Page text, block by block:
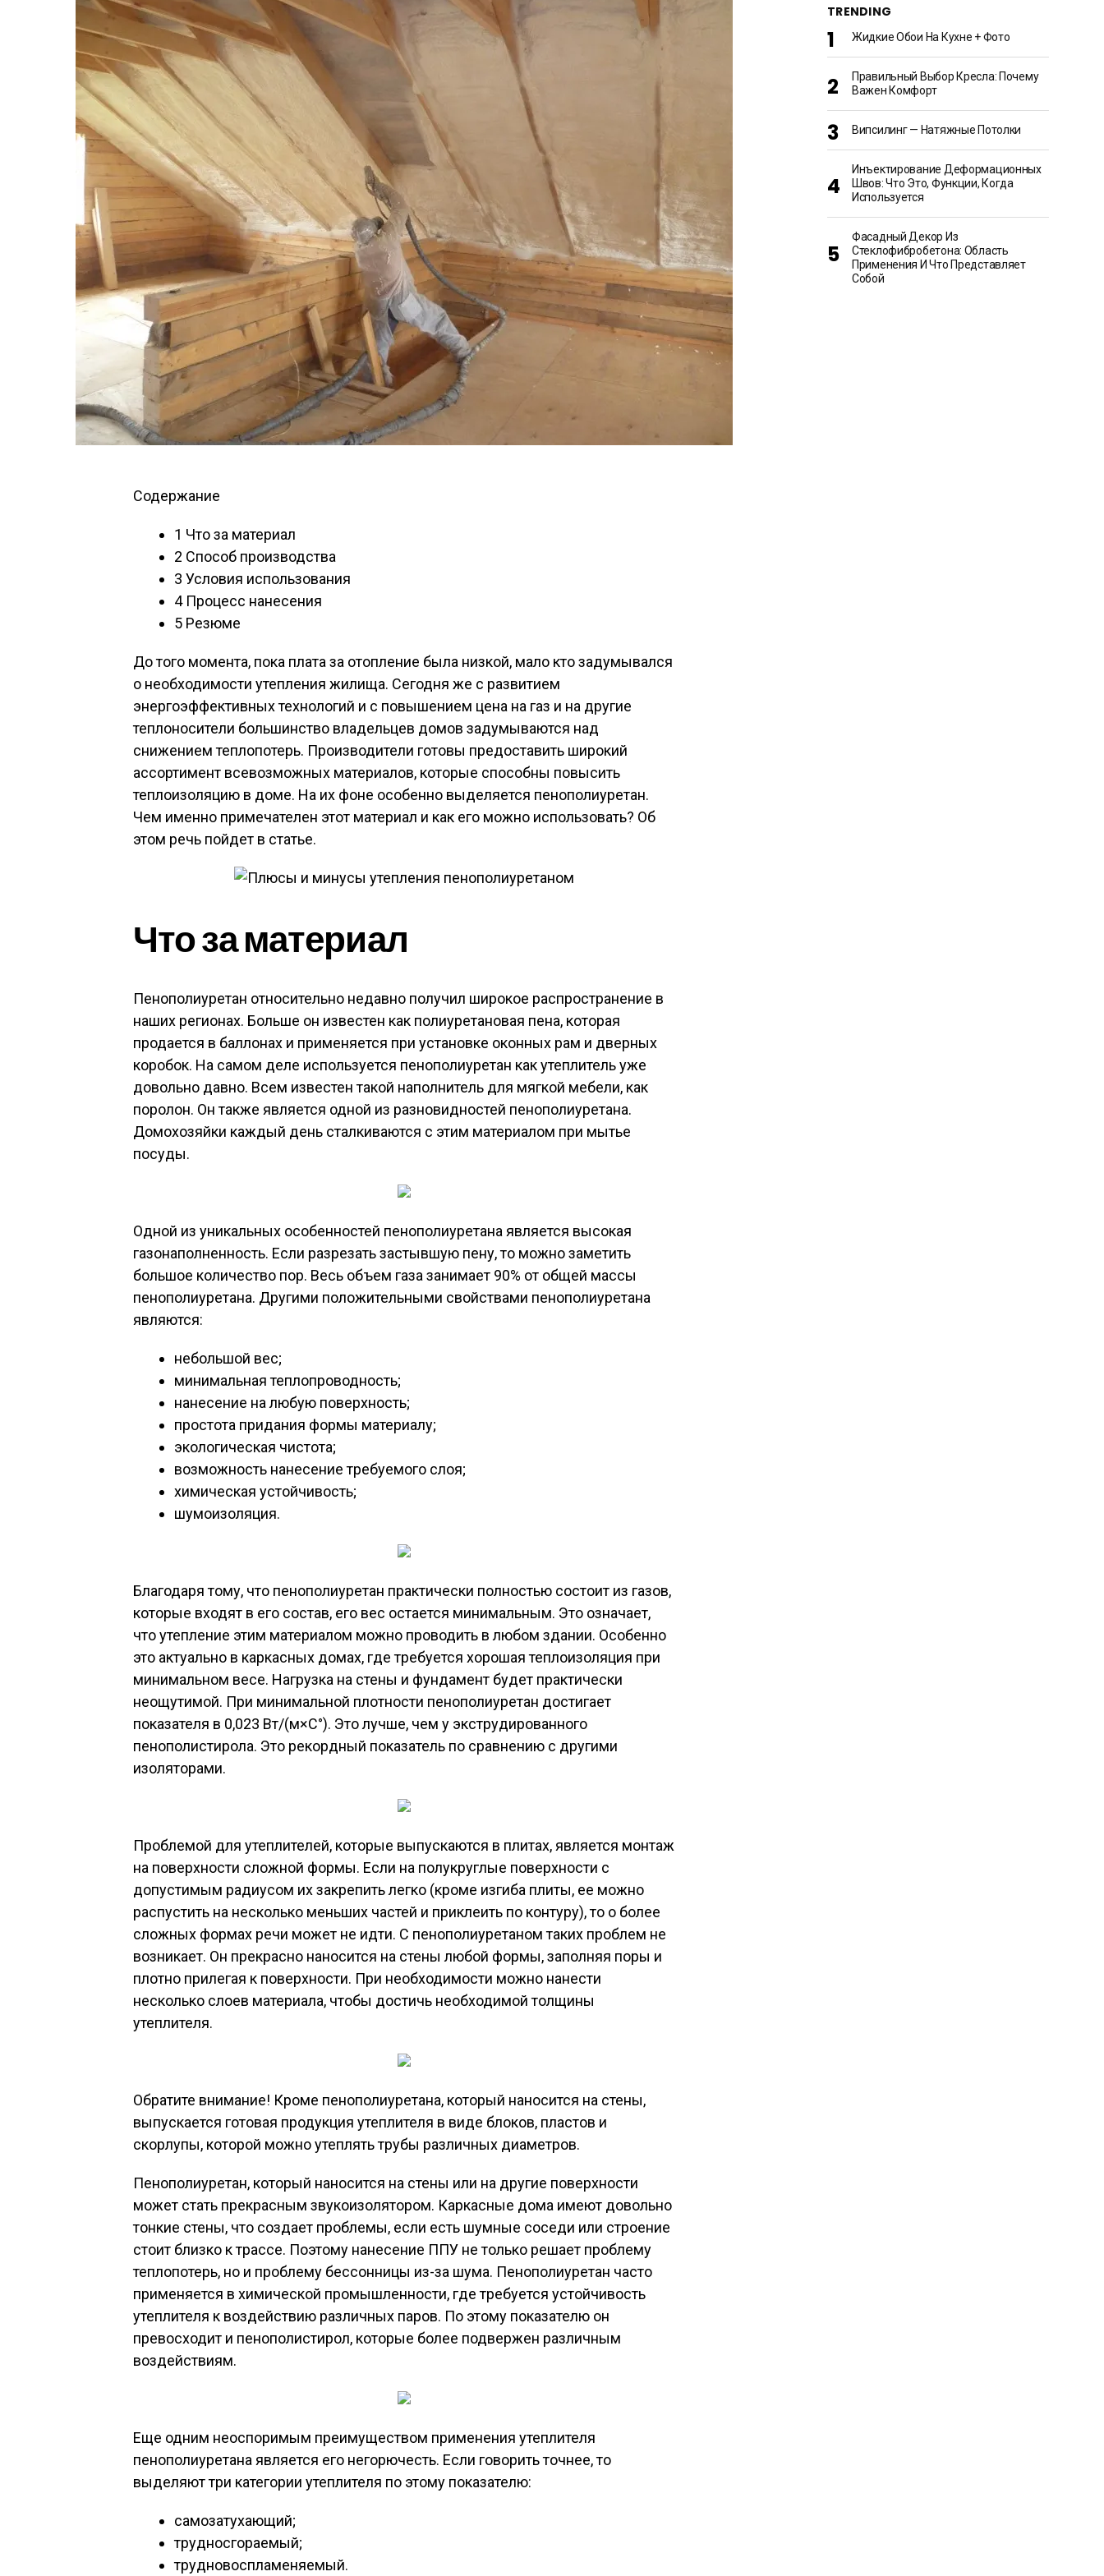
Содержание
1 Что за материал
2 Способ производства
3 Условия использования
4Процесс нанесения
5 Резюме
До того момента, пока плата за отопление была низкой, мало кто задумывался
о необходимости утепления жилища. Сегодня же с развитием
энергоэффективных технологий и с повышением цена на газ и на другие
теплоносители большинство владельцев домов задумываются над
снижением теплопотерь. Производители готовы предоставить широкий
ассортимент всевозможных материалов, которые способны повысить
теплоизоляцию в доме. На их фоне особенно выделяется пенополиуретан.
Чем именно примечателен этот материал и как его можно использовать? Об
этом речь пойдет в статье.
Что за материал
Пенополиуретан относительно недавно получил широкое распространение в
наших регионах. Больше он известен как полиуретановая пена, которая
продается в баллонах и применяется при установке оконных рам и дверных
коробок. На самом деле используется пенополиуретан как утеплитель уже
довольно давно. Всем известен такой наполнитель для мягкой мебели, как
поролон. Он также является одной из разновидностей пенополиуретана.
Домохозяйки каждый день сталкиваются с этим материалом при мытье
посуды.
Одной из уникальных особенностей пенополиуретана является высокая
газонаполненность. Если разрезать застывшую пену, то можно заметить
большое количество пор. Весь объем газа занимает 90% от общей массы
пенополиуретана. Другими положительными свойствами пенополиуретана
являются:
небольшой вес;
минимальная теплопроводность;
нанесение на любую поверхность;
простота придания формы материалу;
экологическая чистота;
возможность нанесение требуемого слоя;
химическая устойчивость;
шумоизоляция.
Благодаря тому, что пенополиуретан практически полностью состоит из газов,
которые входят в его состав, его вес остается минимальным. Это означает,
что утепление этим материалом можно проводить в любом здании. Особенно
это актуально в каркасных домах, где требуется хорошая теплоизоляция при
минимальном весе. Нагрузка на стены и фундамент будет практически
неощутимой. При минимальной плотности пенополиуретан достигает
показателя в 0,023 Вт/(м×С°). Это лучше, чем у экструдированного
пенополистирола. Это рекордный показатель по сравнению с другими
изоляторами.
Проблемой для утеплителей, которые выпускаются в плитах, является монтаж
на поверхности сложной формы. Если на полукруглые поверхности с
допустимым радиусом их закрепить легко (кроме изгиба плиты, ее можно
распустить на несколько меньших частей и приклеить по контуру), то о более
сложных формах речи может не идти. С пенополиуретаном таких проблем не
возникает. Он прекрасно наносится на стены любой формы, заполняя поры и
плотно прилегая к поверхности. При необходимости можно нанести
несколько слоев материала, чтобы достичь необходимой толщины
утеплителя.
Обратите внимание! Кроме пенополиуретана, который наносится на стены,
выпускается готовая продукция утеплителя в виде блоков, пластов и
скорлупы, которой можно утеплять трубы различных диаметров.
Пенополиуретан, который наносится на стены или на другие поверхности
может стать прекрасным звукоизолятором. Каркасные дома имеют довольно
тонкие стены, что создает проблемы, если есть шумные соседи или строение
стоит близко к трассе. Поэтому нанесение ППУ не только решает проблему
теплопотерь, но и проблему бессонницы из-за шума. Пенополиуретан часто
применяется в химической промышленности, где требуется устойчивость
утеплителя к воздействию различных паров. По этому показателю он
превосходит и пенополистирол, которые более подвержен различным
воздействиям.
Еще одним неоспоримым преимуществом применения утеплителя
пенополиуретана является его негорючесть. Если говорить точнее, то
выделяют три категории утеплителя по этому показателю:
самозатухающий;
трудносгораемый;
трудновоспламеняемый.
TRENDING
Жидкие Обои На Кухне + Фото
Правильный Выбор Кресла: Почему
Важен Комфорт
Випсилинг — Натяжные Потолки
Инъектирование Деформационных
Швов: Что Это, Функции, Когда
Используется
Фасадный Декор Из
Стеклофибробетона: Область
Применения И Что Представляет
Собой